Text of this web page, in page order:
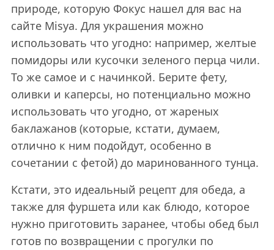
природе, которую Фокус нашел для вас на
сайте Misya. Для украшения можно
использовать что угодно: например, желтые
помидоры или кусочки зеленого перца чили.
То же самое и с начинкой. Берите фету,
оливки и каперсы, но потенциально можно
использовать что угодно, от жареных
баклажанов (которые, кстати, думаем,
отлично к ним подойдут, особенно в
сочетании с фетой) до маринованного тунца.
Кстати, это идеальный рецепт для обеда, а
также для фуршета или как блюдо, которое
нужно приготовить заранее, чтобы обед был
готов по возвращении с прогулки по